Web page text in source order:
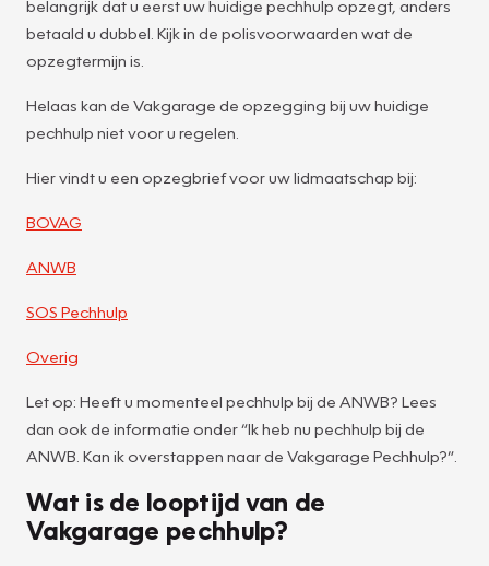
belangrijk dat u eerst uw huidige pechhulp opzegt, anders
betaald u dubbel. Kijk in de polisvoorwaarden wat de
opzegtermijn is.
Helaas kan de Vakgarage de opzegging bij uw huidige
pechhulp niet voor u regelen.
Hier vindt u een opzegbrief voor uw lidmaatschap bij:
BOVAG
ANWB
SOS Pechhulp
Overig
Let op: Heeft u momenteel pechhulp bij de ANWB? Lees
dan ook de informatie onder “Ik heb nu pechhulp bij de
ANWB. Kan ik overstappen naar de Vakgarage Pechhulp?”.
Wat is de looptijd van de
Vakgarage pechhulp?